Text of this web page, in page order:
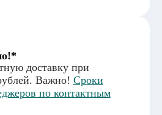
доставку при
Важно! Сроки
по контактным